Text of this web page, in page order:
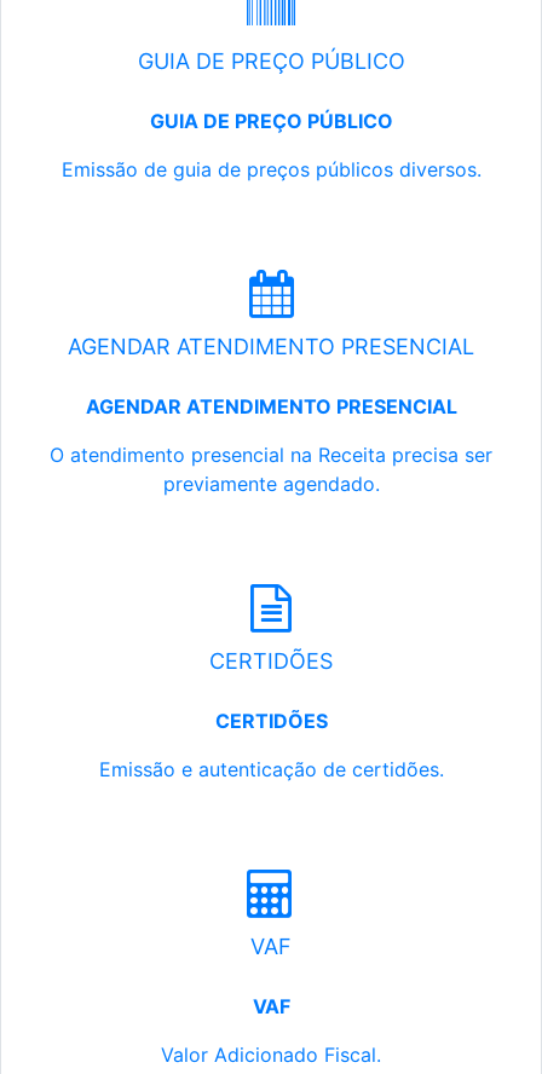
GUIA DE PREÇO PÚBLICO
GUIA DE PREÇO PÚBLICO
Emissão de guia de preços públicos diversos.
AGENDAR ATENDIMENTO PRESENCIAL
AGENDAR ATENDIMENTO PRESENCIAL
O atendimento presencial na Receita precisa ser
previamente agendado.
CERTIDÕES
CERTIDÕES
Emissão e autenticação de certidões.
VAF
VAF
Valor Adicionado Fiscal.